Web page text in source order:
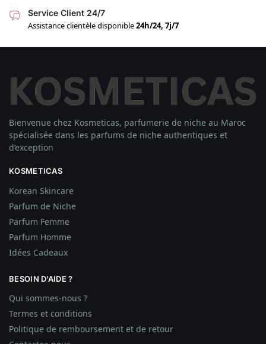
Service Client 24/7
Assistance clientèle disponible24h/24, 7j/7
Bienvenue chez Kosmeticas, parfumerie de niche au Maroc
spécialisée dans les parfums de niche authentiques et
d’exception
KOSMETICAS
Korean Skincare
Parfum de Niche
Parfum Femme
Parfum Homme
Idées Cadeaux
BESOIN D’AIDE ?
Qui sommes-nous ?
Termes et conditions
Politique de remboursement et de retour